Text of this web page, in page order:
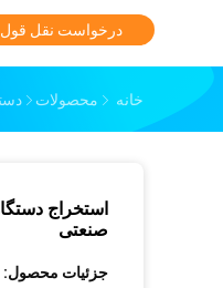
درخواست نقل قول
خانه محصولات
صنعتی
جزئیات محصول: